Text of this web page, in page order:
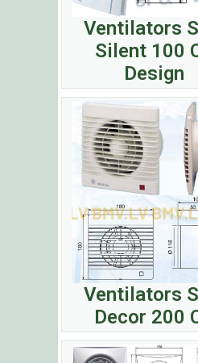
Ventilators
Silent 100
Design
Ventilators
Decor 200